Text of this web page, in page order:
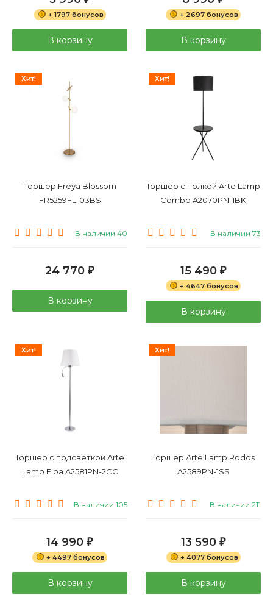
+ 1797 бонусов
В корзину
+ 2697 бонусов
В корзину
Хит!
Торшер Freya Blossom
FR5259FL-03BS
В наличии 40
24 770 ₽
В корзину
Хит!
Торшер с полкой Arte Lamp
Combo A2070PN-1BK
В наличии 73
15 490 ₽
+ 4647 бонусов
В корзину
Хит!
Торшер с подсветкой Arte
Lamp Elba A2581PN-2CC
В наличии 105
14 990 ₽
+ 4497 бонусов
В корзину
Хит!
Торшер Arte Lamp Rodos
A2589PN-1SS
В наличии 211
13 590 ₽
+ 4077 бонусов
В корзину